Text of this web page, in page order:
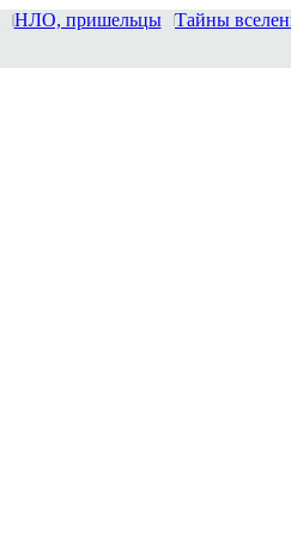
НЛО, пришельцы Тайны